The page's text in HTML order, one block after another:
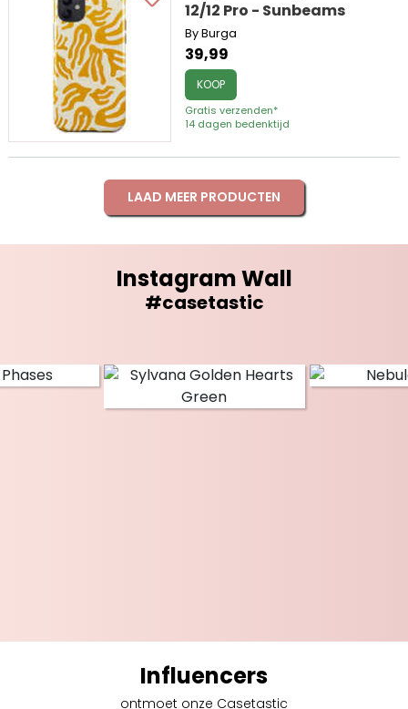
12/12 Pro - Sunbeams
By Burga
39,99
KOOP
Gratis verzenden*
14 dagen bedenktijd
LAAD MEER PRODUCTEN
Instagram Wall
#casetastic
Influencers
ontmoet onze Casetastic